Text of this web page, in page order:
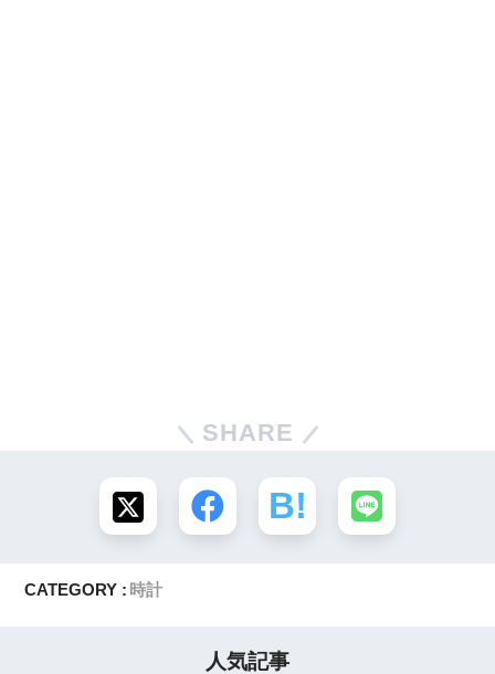
SHARE
CATEGORY : 時計
人気記事